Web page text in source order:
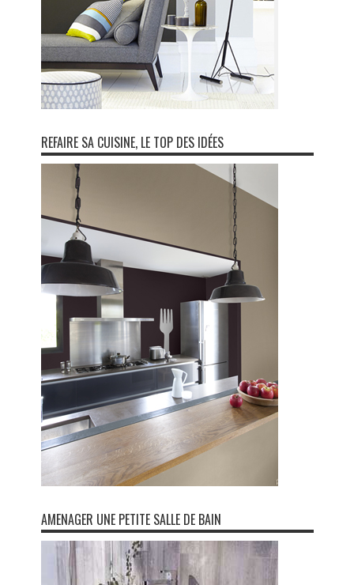
REFAIRE SA CUISINE, LE TOP DES IDÉES
AMENAGER UNE PETITE SALLE DE BAIN